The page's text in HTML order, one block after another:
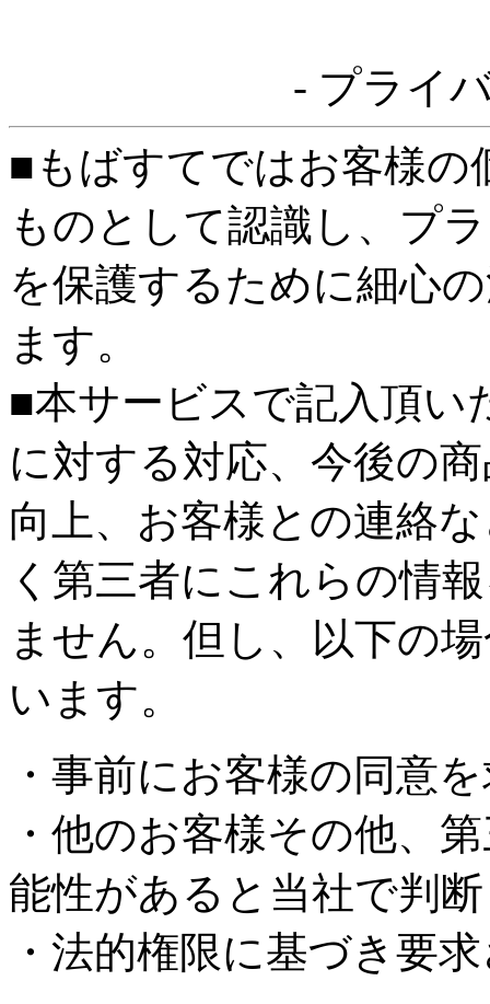
- プライ
■もばすてではお客様の
ものとして認識し、プ
を保護するために細心
ます。
■本サービスで記入頂い
に対する対応、今後の
向上、お客様との連絡
く第三者にこれらの情
ません。但し、以下の
います。
・事前にお客様の同意
・他のお客様その他、
能性があると当社で判
・法的権限に基づき要